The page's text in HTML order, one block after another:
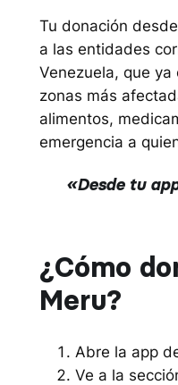
Tu donación
a las entidades
Venezuela, que
zonas más
alimentos,
emergencia a
«Desde tu
¿Cómo
Meru?
Abre la app
Ve a la